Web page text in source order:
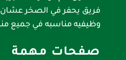
فريق يحفر في الصخر
وظيفيه مناسبه في جميع
صفحات مهمة